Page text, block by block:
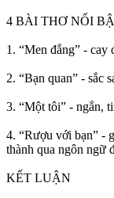
4 BÀI THƠ NỔI
1. “Men đắng” - cay
2. “Bạn quan” - sắc
3. “Một tôi” - ngắn,
4. “Rượu với bạn” -
thành qua ngôn ngữ
KẾT LUẬN